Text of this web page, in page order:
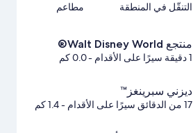
التنقّل في المنطقة مطاعم
منتجع Walt Disney World®
1 دقيقة سيرًا على الأقدام - 0.0 كم
ديزني سبرينغز™
17 من الدقائق سيرًا على الأقدام - 1.4 كم